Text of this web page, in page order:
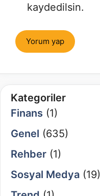
kaydedilsin.
Kategoriler
Finans (1)
Genel (635)
Rehber (1)
Sosyal Medya (19)